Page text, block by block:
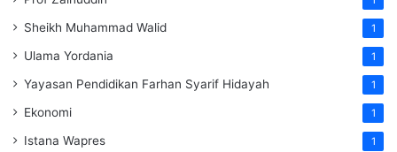
Sheikh Muhammad Walid 1
Ulama Yordania 1
Yayasan Pendidikan Farhan Syarif Hidayah 1
Ekonomi 1
Istana Wapres 1